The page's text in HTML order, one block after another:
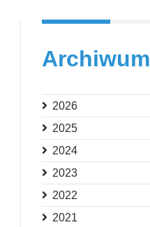
Archiwum
2026
2025
2024
2023
2022
2021